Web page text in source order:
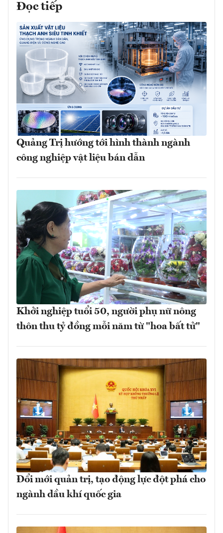
Đọc tiếp
Quảng Trị hướng tới hình thành ngành
công nghiệp vật liệu bán dẫn
Khởi nghiệp tuổi 50, người phụ nữ nông
thôn thu tỷ đồng mỗi năm từ "hoa bất tử"
Đổi mới quản trị, tạo động lực đột phá cho
ngành dầu khí quốc gia